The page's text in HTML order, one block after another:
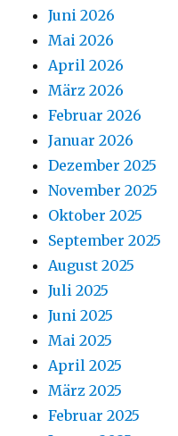
Juni 2026
Mai 2026
April 2026
März 2026
Februar 2026
Januar 2026
Dezember 2025
November 2025
Oktober 2025
September 2025
August 2025
Juli 2025
Juni 2025
Mai 2025
April 2025
März 2025
Februar 2025